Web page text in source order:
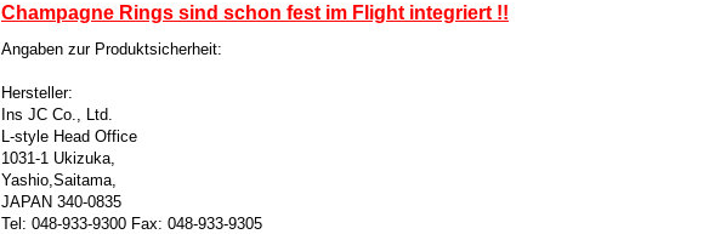
Champagne Rings sind schon fest im Flight integriert !!
Angaben zur Produktsicherheit:
Hersteller:
Ins JC Co., Ltd.
L-style Head Office
1031-1 Ukizuka,
Yashio,Saitama,
JAPAN 340-0835
Tel: 048-933-9300 Fax: 048-933-9305